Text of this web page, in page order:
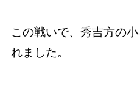
この戦いで、秀吉方の
れました。